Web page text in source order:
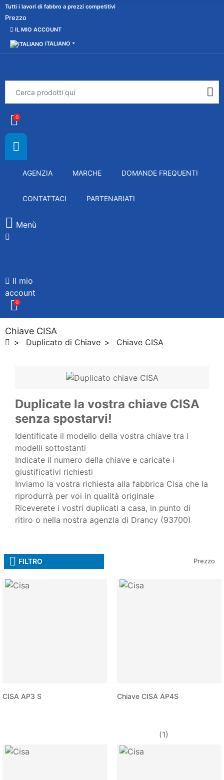
Tutti i lavori di fabbro a prezzi competitivi
Prezzo
IL MIO ACCOUNT
ITALIANO
0
AGENZIA MARCHE DOMANDE FREQUENTI
CONTATTACI PARTENARIATI
Menù
Il mio
account
0
Chiave CISA
Duplicato di Chiave Chiave CISA
Duplicate la vostra chiave CISA
senza spostarvi!
Identificate il modello della vostra chiave tra i
modelli sottostanti
Indicate il numero della chiave e caricate i
giustificativi richiesti
Inviamo la vostra richiesta alla fabbrica Cisa che la
riprodurrà per voi in qualità originale
Riceverete i vostri duplicati a casa, in punto di
ritiro o nella nostra agenzia di Drancy (93700)
FILTRO Prezzo
CISA AP3 S Chiave CISA AP4S
(1)